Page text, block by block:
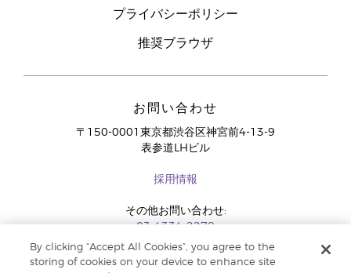
プライバシーポリシー
推奨ブラウザ
お問い合わせ
〒150-0001東京都渋谷区神宮前4-13-9
表参道LHビル
採用情報
その他お問い合わせ:
03-4334-2278
By clicking “Accept All Cookies”, you agree to the
storing of cookies on your device to enhance site